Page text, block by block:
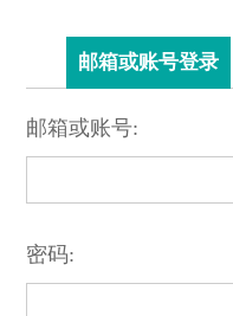
邮箱或账号登录
邮箱或账号:
密码: